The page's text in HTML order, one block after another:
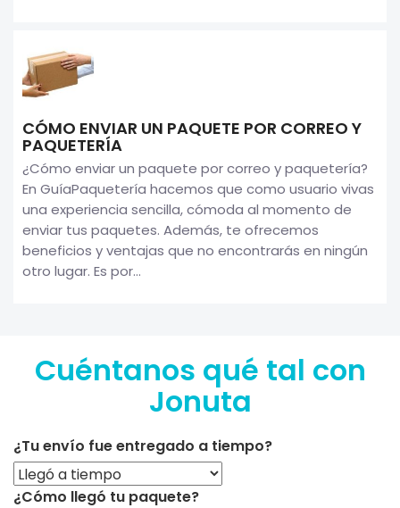
CÓMO ENVIAR UN PAQUETE POR CORREO Y
PAQUETERÍA
¿Cómo enviar un paquete por correo y paquetería?
En GuíaPaquetería hacemos que como usuario vivas
una experiencia sencilla, cómoda al momento de
enviar tus paquetes. Además, te ofrecemos
beneficios y ventajas que no encontrarás en ningún
otro lugar. Es por...
Cuéntanos qué tal con
Jonuta
¿Tu envío fue entregado a tiempo?
¿Cómo llegó tu paquete?